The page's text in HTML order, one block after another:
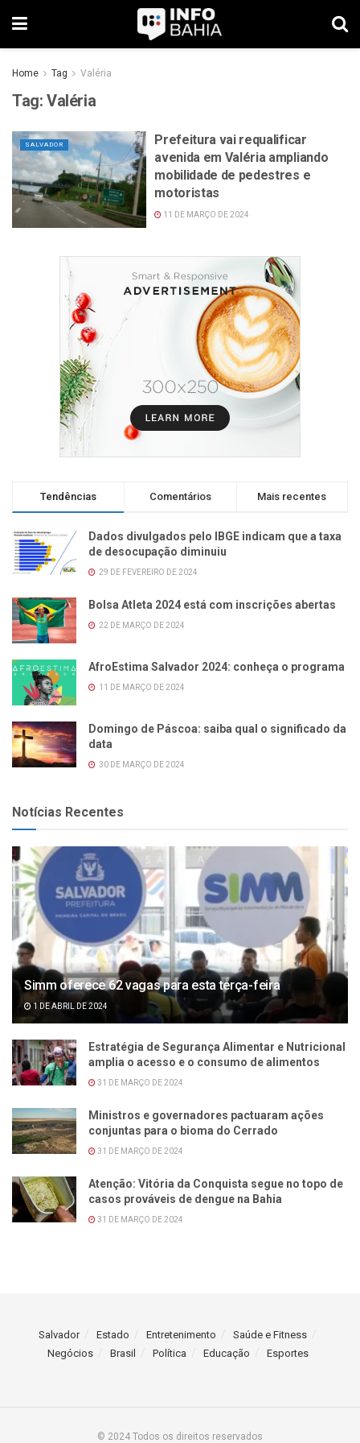
Home Tag Valéria
Tag: Valéria
SALVADOR
Prefeitura vai requalificar
avenida em Valéria ampliando
mobilidade de pedestres e
motoristas
11 DE MARÇO DE 2024
Tendências Comentários Mais recentes
Dados divulgados pelo IBGE indicam que a taxa
de desocupação diminuiu
29 DE FEVEREIRO DE 2024
Bolsa Atleta 2024 está com inscrições abertas
22 DE MARÇO DE 2024
AfroEstima Salvador 2024: conheça o programa
11 DE MARÇO DE 2024
Domingo de Páscoa: saiba qual o significado da
data
30 DE MARÇO DE 2024
Notícias Recentes
Simm oferece 62 vagas para esta terça-feira
1 DE ABRIL DE 2024
Estratégia de Segurança Alimentar e Nutricional
amplia o acesso e o consumo de alimentos
31 DE MARÇO DE 2024
Ministros e governadores pactuaram ações
conjuntas para o bioma do Cerrado
31 DE MARÇO DE 2024
Atenção: Vitória da Conquista segue no topo de
casos prováveis de dengue na Bahia
31 DE MARÇO DE 2024
Salvador Estado Entretenimento
Saúde e Fitness
Negócios
Brasil Política Educação Esportes
© 2024 Todos os direitos reservados